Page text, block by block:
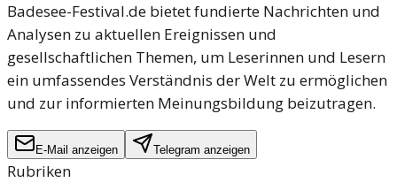
und Reisende müssen sich auf erhebliche
Verzögerungen und Umleitungen einstellen.
Badesee-Festival.de bietet fundierte Nachrichten und
Analysen zu aktuellen Ereignissen und
gesellschaftlichen Themen, um Leserinnen und Lesern
ein umfassendes Verständnis der Welt zu ermöglichen
und zur informierten Meinungsbildung beizutragen.
E-Mail anzeigen Telegram anzeigen
Rubriken